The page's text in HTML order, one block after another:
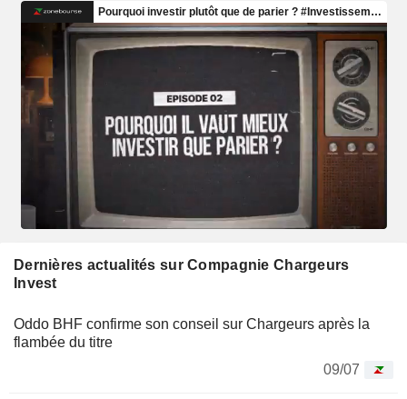
Dernières actualités sur Compagnie Chargeurs
Invest
Oddo BHF confirme son conseil sur Chargeurs après la
flambée du titre
09/07